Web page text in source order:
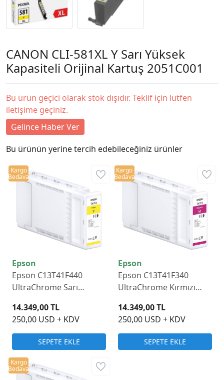
CANON CLI-581XL Y Sarı Yüksek
Kapasiteli Orijinal Kartuş 2051C001
Bu ürün geçici olarak stok dışıdır. Teklif için lütfen
iletişime geçiniz.
Gelince Haber Ver
Bu ürünün yerine tercih edebileceğiniz ürünler
Epson
Epson C13T41F440
UltraChrome Sarı
250,00 USD + KDV
14.349,00 TL
SEPETE EKLE
Kargo
Bedava
Epson
Epson C13T41F340
UltraChrome Kırmızı
250,00 USD + KDV
14.349,00 TL
SEPETE EKLE
Kargo
Bedava
Kargo
Bedava